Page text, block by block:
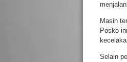
Masih
Posko
Selain